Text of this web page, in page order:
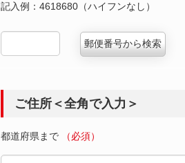
記入例：4618680（ハイフンなし）
ご住所＜全角で入力＞
都道府県まで （必須）